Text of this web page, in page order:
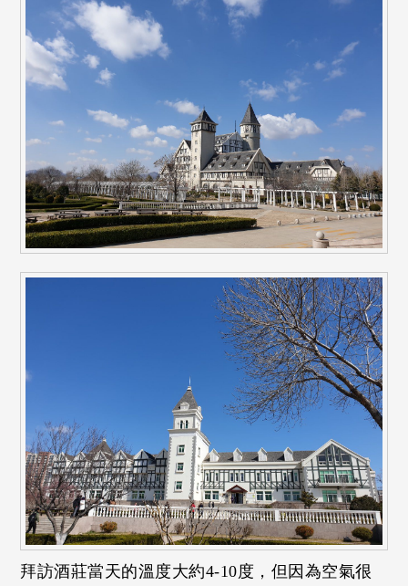
拜訪酒莊當天的溫度大約4-10度，但因為空氣很